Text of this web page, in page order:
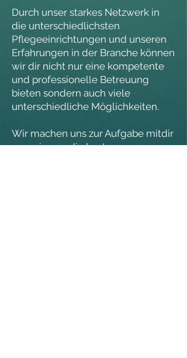
Durch unser starkes Netzwerk in
die unterschiedlichsten
Pflegeeinrichtungen und unseren
Erfahrungen in der Branche können
wir dir nicht nur eine kompetente
und professionelle Betreuung
bieten sondern auch viele
unterschiedliche Möglichkeiten.
Wir machen uns zur Aufgabe mitdir
gemeinsam die besten